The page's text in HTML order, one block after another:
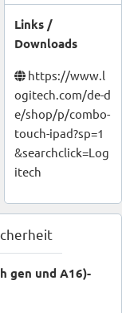
Links /
Downloads
https://www.l
ogitech.com/de-d
e/shop/p/combo-
touch-ipad?sp=1
&searchclick=Log
itech
gen und A16)-